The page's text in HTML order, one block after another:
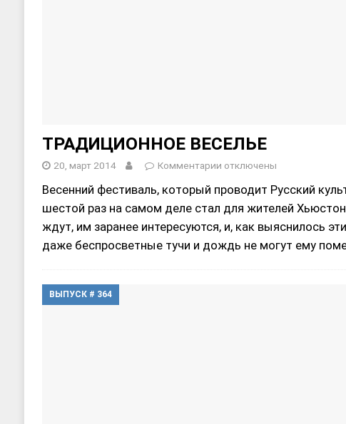
ТРАДИЦИОННОЕ ВЕСЕЛЬЕ
20, март 2014 Комментарии отключены
Весенний фестиваль, который проводит Русский
шестой раз на самом деле стал для жителей
ждут, им заранее интересуются, и, как выяснилось
даже беспросветные тучи и дождь не могут ему
ВЫПУСК # 364